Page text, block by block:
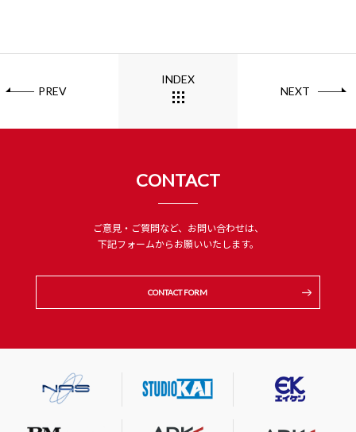
PREV
INDEX
NEXT
CONTACT
ご意見・ご質問など、お問い合わせは、
下記フォームからお願いいたします。
CONTACT FORM